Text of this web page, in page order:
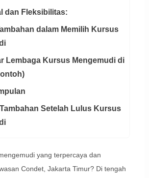
dan Fleksibilitas:
dalam Memilih Kursus
Lembaga Kursus Mengemudi di
Setelah Lulus Kursus
yang terpercaya dan
Condet, Jakarta Timur? Di tengah